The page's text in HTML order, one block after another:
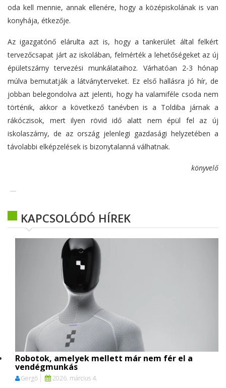
oda kell mennie, annak ellenére, hogy a középiskolának is van
konyhája, étkezője.
Az igazgatónő elárulta azt is, hogy a tankerület által felkért
tervezőcsapat járt az iskolában, felmérték a lehetőségeket az új
épületszárny tervezési munkálataihoz. Várhatóan 2-3 hónap
múlva bemutatják a látványterveket. Ez első hallásra jó hír, de
jobban belegondolva azt jelenti, hogy ha valamiféle csoda nem
történik, akkor a következő tanévben is a Toldiba járnak a
rákóczisok, mert ilyen rövid idő alatt nem épül fel az új
iskolaszárny, de az ország jelenlegi gazdasági helyzetében a
távolabbi elképzelések is bizonytalanná válhatnak.
könyvelő
KAPCSOLÓDÓ HÍREK
Robotok, amelyek mellett már nem fér el a
vendégmunkás
Gergő 2026. március 4.